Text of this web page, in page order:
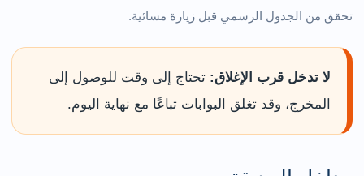
تحقق من الجدول الرسمي قبل زيارة مسائية.
لا تدخل قرب الإغلاق: تحتاج إلى وقت للوصول إلى
المخرج، وقد تغلق البوابات تباعًا مع نهاية اليوم.